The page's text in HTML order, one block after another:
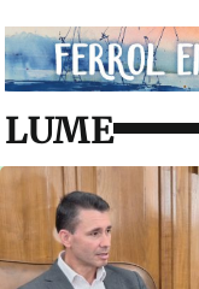
LUME